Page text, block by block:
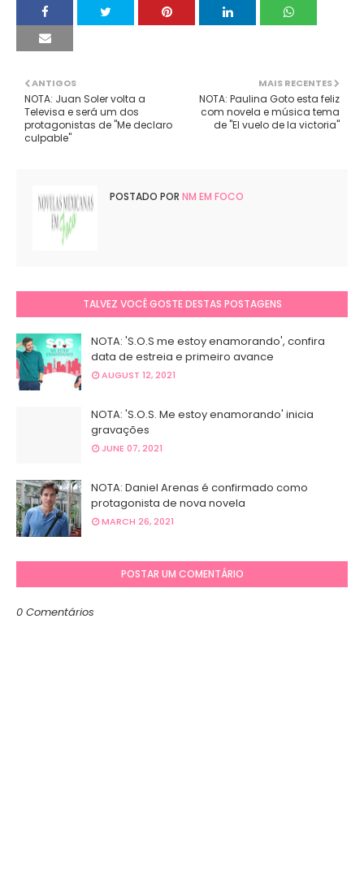
MAIS RECENTES
NOTA: Paulina Goto esta feliz
com novela e música tema
de "El vuelo de la victoria"
ANTIGOS
NOTA: Juan Soler volta a
Televisa e será um dos
protagonistas de "Me declaro
culpable"
POSTADO POR NM EM FOCO
TALVEZ VOCÊ GOSTE DESTAS POSTAGENS
NOTA: 'S.O.S me estoy enamorando', confira
data de estreia e primeiro avance
AUGUST 12, 2021
NOTA: 'S.O.S. Me estoy enamorando' inicia
gravações
JUNE 07, 2021
NOTA: Daniel Arenas é confirmado como
protagonista de nova novela
MARCH 26, 2021
POSTAR UM COMENTÁRIO
0 Comentários